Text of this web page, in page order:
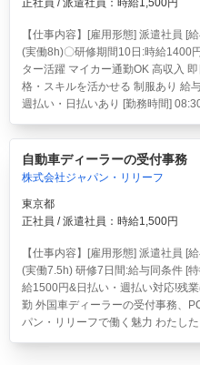
【仕事内容】[雇用形態] 派遣社員 [
(実働8h)〇研修期間10日:時給1400
ター活躍 マイカー通勤OK 高収入
格・スキルを活かせる 制服あり 給
週払い・日払いあり [勤務時間]
自動車ディーラーの受付事務
株式会社ジャパン・リリーフ
東京都
正社員 / 派遣社員：時給1,500円
【仕事内容】[雇用形態] 派遣社員 [
(実働7.5h) 研修7日間:給与同条件 [
給1500円&日払い・週払い対応!残
勤 外国車ディーラーの受付事務、
パン・リリーフで働く魅力 わたした